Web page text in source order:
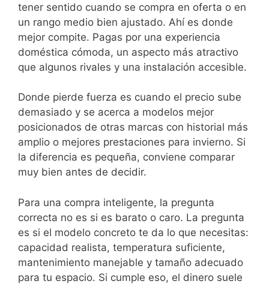
tener sentido cuando se compra en oferta o en
un rango medio bien ajustado. Ahí es donde
mejor compite. Pagas por una experiencia
doméstica cómoda, un aspecto más atractivo
que algunos rivales y una instalación accesible.
Donde pierde fuerza es cuando el precio sube
demasiado y se acerca a modelos mejor
posicionados de otras marcas con historial más
amplio o mejores prestaciones para invierno. Si
la diferencia es pequeña, conviene comparar
muy bien antes de decidir.
Para una compra inteligente, la pregunta
correcta no es si es barato o caro. La pregunta
es si el modelo concreto te da lo que necesitas:
capacidad realista, temperatura suficiente,
mantenimiento manejable y tamaño adecuado
para tu espacio. Si cumple eso, el dinero suele